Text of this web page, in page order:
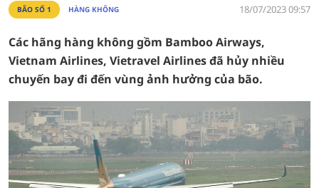
BÃO SỐ 1 HÀNG KHÔNG 18/07/2023 09:57
Các hãng hàng không gồm Bamboo Airways,
Vietnam Airlines, Vietravel Airlines đã hủy nhiều
chuyến bay đi đến vùng ảnh hưởng của bão.